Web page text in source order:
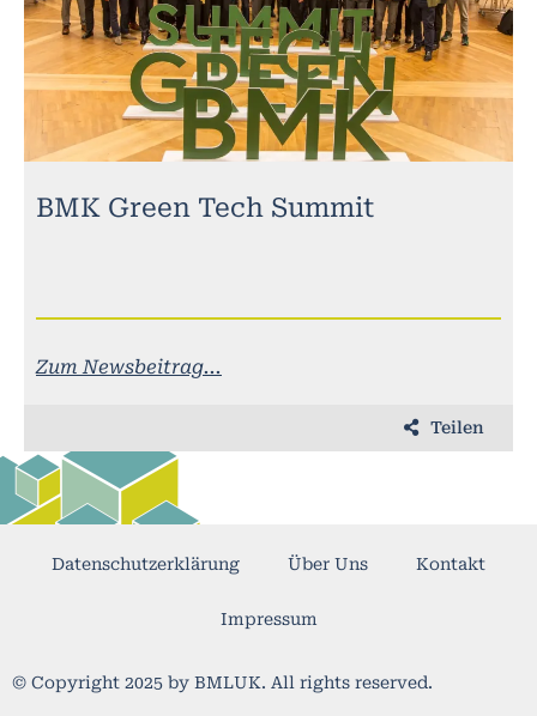
BMK Green Tech Summit
Zum Newsbeitrag...
Teilen
© Copyright 2025 by BMLUK. All rights reserved.
Datenschutzerklärung Über Uns Kontakt
Impressum